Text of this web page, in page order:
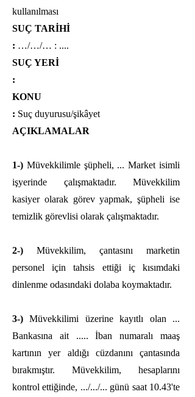
kullanılması
SUÇ TARİHİ
: …/…/… : ....
SUÇ YERİ
:
KONU
: Suç duyurusu/şikâyet
AÇIKLAMALAR
1-) Müvekkilimle şüpheli, ... Market isimli
işyerinde çalışmaktadır. Müvekkilim
kasiyer olarak görev yapmak, şüpheli ise
temizlik görevlisi olarak çalışmaktadır.
2-) Müvekkilim, çantasını marketin
personel için tahsis ettiği iç kısımdaki
dinlenme odasındaki dolaba koymaktadır.
3-)Müvekkilimi üzerine kayıtlı olan ...
Bankasına ait ..... İban numaralı maaş
kartının yer aldığı cüzdanını çantasında
bırakmıştır. Müvekkilim, hesaplarını
kontrol ettiğinde, .../.../... günü saat 10.43'te